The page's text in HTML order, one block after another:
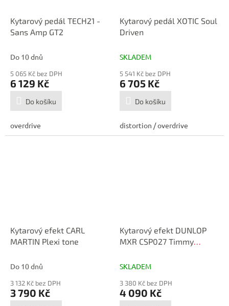
Kytarový pedál TECH21 -
Sans Amp GT2
Do 10 dnů
5 065 Kč bez DPH
6 129 Kč
Do košíku
overdrive
Kytarový pedál XOTIC Soul
Driven
SKLADEM
5 541 Kč bez DPH
6 705 Kč
Do košíku
distortion / overdrive
Kytarový efekt CARL
MARTIN Plexi tone
Do 10 dnů
3 132 Kč bez DPH
3 790 Kč
Kytarový efekt DUNLOP
MXR CSP027 Timmy
SKLADEM
3 380 Kč bez DPH
4 090 Kč